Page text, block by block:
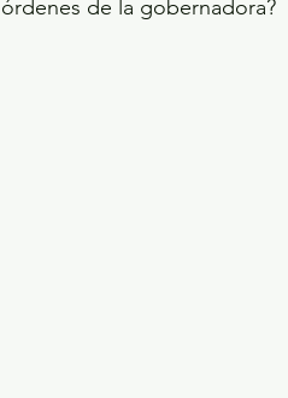
órdenes de la gobernadora?